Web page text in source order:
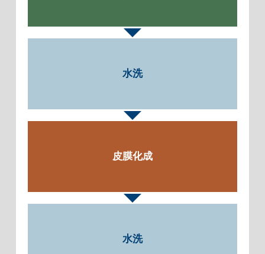
水洗
皮膜化成
水洗